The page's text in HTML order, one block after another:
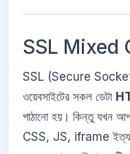
SSL Mixed
SSL (Secure
ওয়েবসাইটের সকল ডেটা
পাঠানো হয়। কিন্তু যখন
CSS, JS, iframe